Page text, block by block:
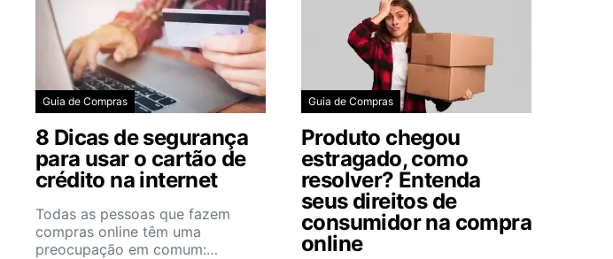
Guia de Compras
8 Dicas de segurança
para usar o cartão de
crédito na internet
Todas as pessoas que fazem
compras online têm uma
preocupação em comum:…
Guia de Compras
Produto chegou
estragado, como
resolver? Entenda
seus direitos de
consumidor na compra
online